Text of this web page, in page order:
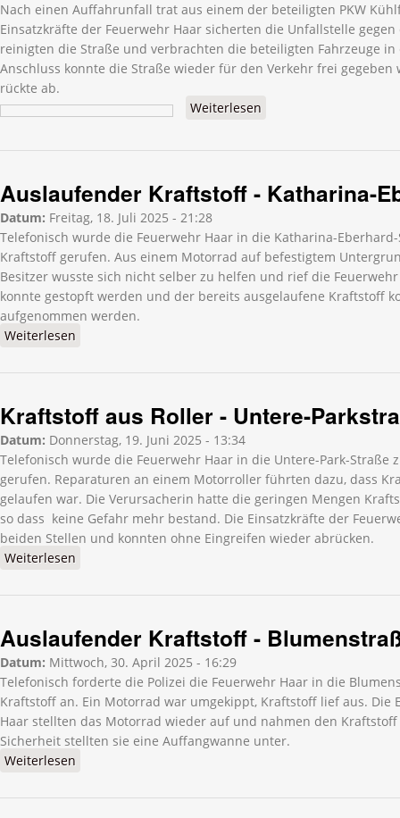
Nach einen Auffahrunfall trat aus einem der beteiligten PKW
Einsatzkräfte der Feuerwehr Haar sicherten die Unfallstelle
reinigten die Straße und verbrachten die beteiligten Fahrzeuge in
Anschluss konnte die Straße wieder für den Verkehr frei
rückte ab.
Weiterlesen
Wasserburger Straße
Auslaufender Kraftstoff - Katharina-
Datum: Freitag, 18. Juli 2025 - 21:28
Telefonisch wurde die Feuerwehr Haar in die Katharina-
Kraftstoff gerufen. Aus einem Motorrad auf befestigtem
Besitzer wusste sich nicht selber zu helfen und rief die
konnte gestopft werden und der bereits ausgelaufene Kraftstoff
aufgenommen werden.
Weiterlesen
Kraftstoff aus Roller - Untere-
Datum: Donnerstag, 19. Juni 2025 - 13:34
Telefonisch wurde die Feuerwehr Haar in die Untere-Park-Straße
gerufen. Reparaturen an einem Motorroller führten dazu, dass
gelaufen war. Die Verursacherin hatte die geringen Mengen
so dass keine Gefahr mehr bestand. Die Einsatzkräfte der
beiden Stellen und konnten ohne Eingreifen wieder abrücken.
Weiterlesen
Auslaufender Kraftstoff -
Datum: Mittwoch, 30. April 2025 - 16:29
Telefonisch forderte die Polizei die Feuerwehr Haar in die
Kraftstoff an. Ein Motorrad war umgekippt, Kraftstoff lief aus. Die
Haar stellten das Motorrad wieder auf und nahmen den
Sicherheit stellten sie eine Auffangwanne unter.
Weiterlesen